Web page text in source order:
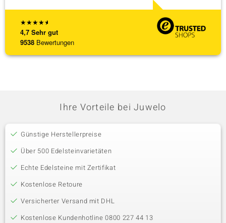
★★★★★
4,7 Sehr gut
9538 Bewertungen
Ihre Vorteile bei Juwelo
Günstige Herstellerpreise
Über 500 Edelsteinvarietäten
Echte Edelsteine mit Zertifikat
Kostenlose Retoure
Versicherter Versand mit DHL
Kostenlose Kundenhotline 0800 227 44 13